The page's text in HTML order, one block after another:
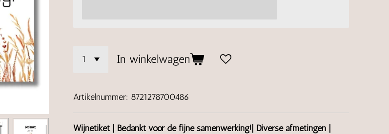
In winkelwagen
Artikelnummer: 8721278700486
Wijnetiket | Bedankt voor de fijne samenwerking!| Diverse afmetingen |